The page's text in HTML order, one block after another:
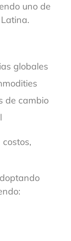
uno de
globales
de cambio